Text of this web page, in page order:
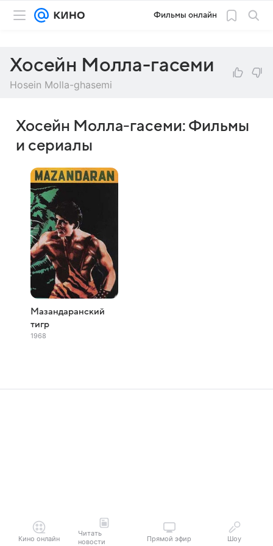
Фильмы онлайн
Хосейн Молла-гасеми
Hosein Molla-ghasemi
Хосейн Молла-гасеми: Фильмы
и сериалы
Мазандаранский
тигр
1968
Кино онлайн
Читать
новости
Прямой эфир Шоу